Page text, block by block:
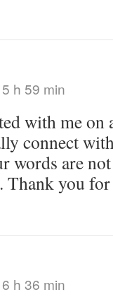
h 59 min
with me on
connect
words are
Thank you
h 36 min